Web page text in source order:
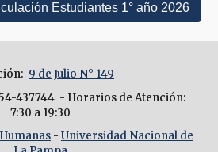
Estudiantes 1° año 2026
: 9 de Julio N° 149
437744 - Horarios de Atención:
7:30 a 19:30
- Universidad Nacional de